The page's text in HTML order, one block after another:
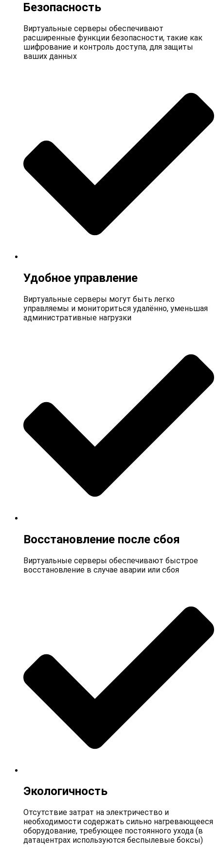
Безопасность
Виртуальные серверы обеспечивают
расширенные функции безопасности, такие как
шифрование и контроль доступа, для защиты
ваших данных
Удобное управление
Виртуальные серверы могут быть легко
управляемы и мониториться удалённо, уменьшая
административные нагрузки
Восстановление после сбоя
Виртуальные серверы обеспечивают быстрое
восстановление в случае аварии или сбоя
Экологичность
Отсутствие затрат на электричество и
необходимости содержать сильно нагревающееся
оборудование, требующее постоянного ухода (в
датацентрах используются беспылевые боксы)